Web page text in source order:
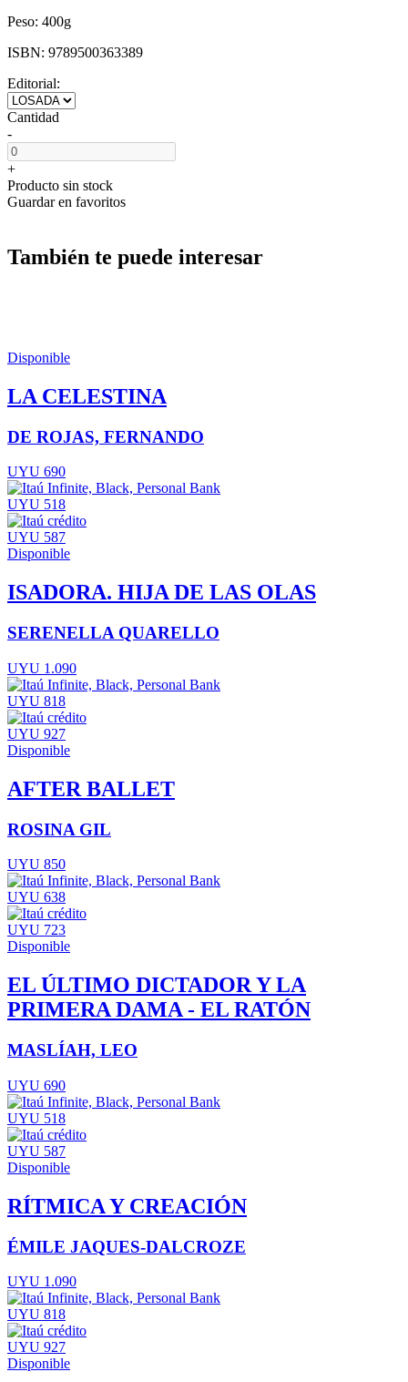
Peso: 400g
ISBN: 9789500363389
Editorial:
Cantidad
-
+
Producto sin stock
Guardar en favoritos
También te puede interesar
Disponible
LA CELESTINA
DE ROJAS, FERNANDO
UYU 690
UYU 518
UYU 587
Disponible
ISADORA. HIJA DE LAS OLAS
SERENELLA QUARELLO
UYU 1.090
UYU 818
UYU 927
Disponible
AFTER BALLET
ROSINA GIL
UYU 850
UYU 638
UYU 723
Disponible
EL ÚLTIMO DICTADOR Y LA
PRIMERA DAMA - EL RATÓN
MASLÍAH, LEO
UYU 690
UYU 518
UYU 587
Disponible
RÍTMICA Y CREACIÓN
ÉMILE JAQUES-DALCROZE
UYU 1.090
UYU 818
UYU 927
Disponible